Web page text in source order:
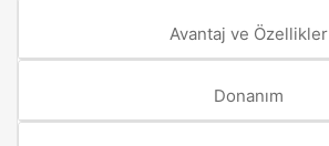
Avantaj ve Özellikler
Donanım